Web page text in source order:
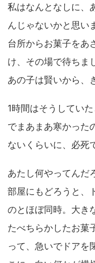
私はなんとなしに、
んじゃないかと思い
台所からお菓子をあ
け、その場で待ちま
あの子は賢いから、
1時間はそうしてい
でまあまあ寒かった
ないくらいに、必死
あたし何やってんだ
部屋にもどろうと、
のとほぼ同時。大き
たべちらかしたお菓
って、急いでドアを